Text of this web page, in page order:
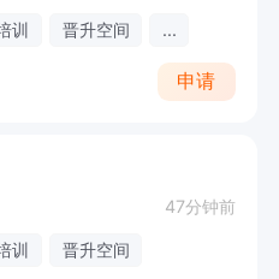
训 晋升空间 ...
申请
47分钟前
训 晋升空间